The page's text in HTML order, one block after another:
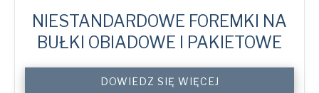
NIESTANDARDOWE FOREMKI NA
BUŁKI OBIADOWE I PAKIETOWE
DOWIEDZ SIĘ WIĘCEJ